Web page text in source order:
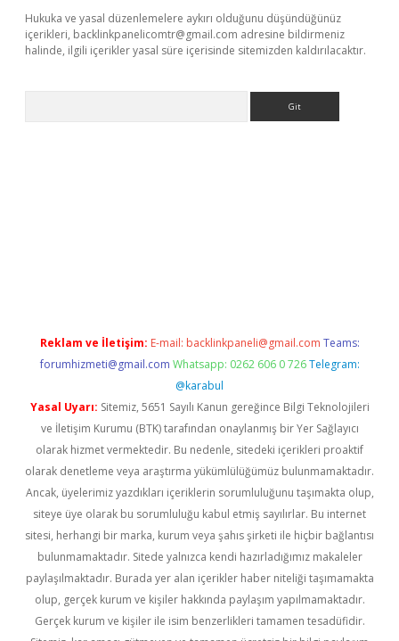
Hukuka ve yasal düzenlemelere aykırı olduğunu düşündüğünüz
içerikleri, backlinkpanelicomtr@gmail.com adresine bildirmeniz
halinde, ilgili içerikler yasal süre içerisinde sitemizden kaldırılacaktır.
Reklam ve İletişim: E-mail: backlinkpaneli@gmail.com Teams:
forumhizmeti@gmail.com Whatsapp: 0262 606 0 726 Telegram:
@karabul
Yasal Uyarı: Sitemiz, 5651 Sayılı Kanun gereğince Bilgi Teknolojileri
ve İletişim Kurumu (BTK) tarafından onaylanmış bir Yer Sağlayıcı
olarak hizmet vermektedir. Bu nedenle, sitedeki içerikleri proaktif
olarak denetleme veya araştırma yükümlülüğümüz bulunmamaktadır.
Ancak, üyelerimiz yazdıkları içeriklerin sorumluluğunu taşımakta olup,
siteye üye olarak bu sorumluluğu kabul etmiş sayılırlar. Bu internet
sitesi, herhangi bir marka, kurum veya şahıs şirketi ile hiçbir bağlantısı
bulunmamaktadır. Sitede yalnızca kendi hazırladığımız makaleler
paylaşılmaktadır. Burada yer alan içerikler haber niteliği taşımamakta
olup, gerçek kurum ve kişiler hakkında paylaşım yapılmamaktadır.
Gerçek kurum ve kişiler ile isim benzerlikleri tamamen tesadüfidir.